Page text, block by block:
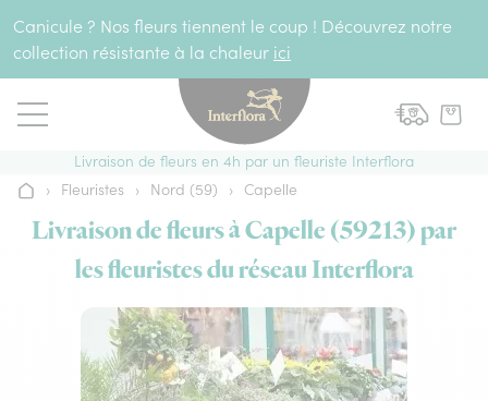
Canicule ? Nos fleurs tiennent le coup ! Découvrez notre
collection résistante à la chaleur ici
Livraison de fleurs en 4h par un fleuriste Interflora
Accueil
› Fleuristes › Nord (59) › Capelle
Livraison de fleurs à Capelle (59213) par
les fleuristes du réseau Interflora